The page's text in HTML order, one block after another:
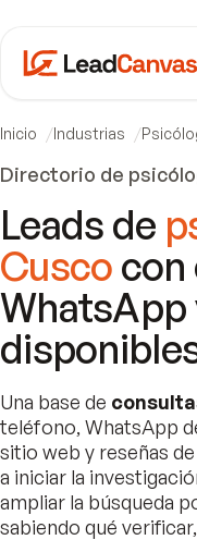
Inicio Industrias
Directorio de
Leads de
Cusco con
WhatsApp
Una base de
teléfono, WhatsApp
sitio web y reseñas
a iniciar la
ampliar la búsqueda
sabiendo qué